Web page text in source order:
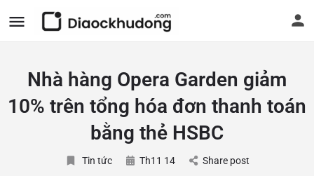
Nhà hàng Opera Garden giảm
10% trên tổng hóa đơn thanh toán
bằng thẻ HSBC
Tin tức Th11 14 Share post